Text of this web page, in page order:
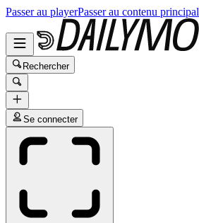
Passer au playerPasser au contenu principal
Rechercher
Se connecter